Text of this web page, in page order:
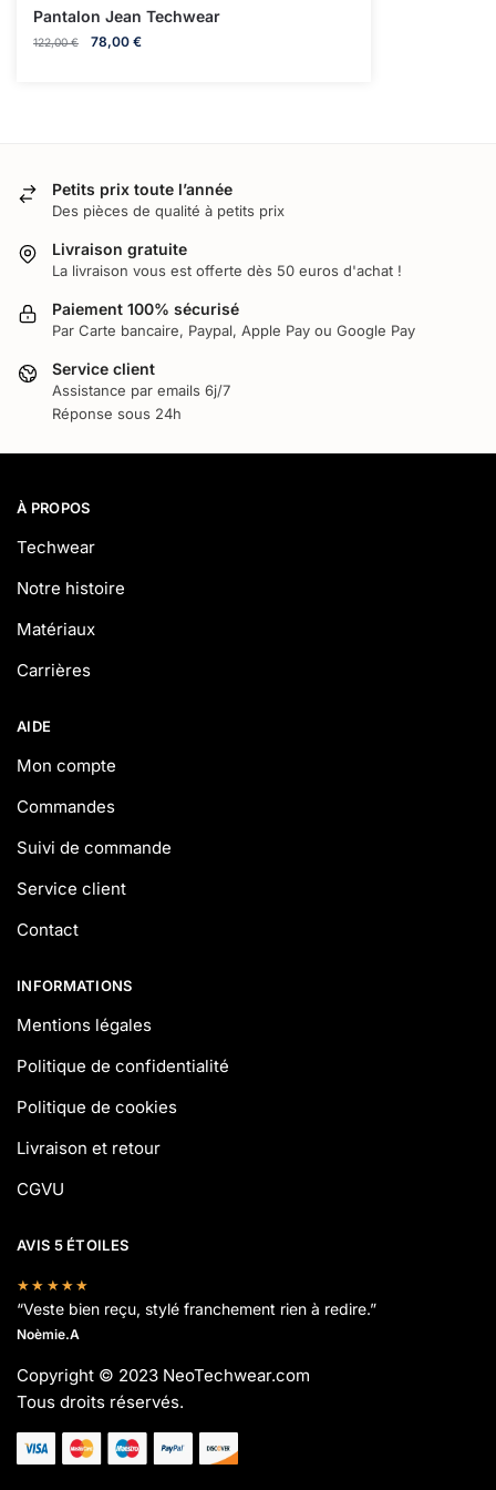
Pantalon Jean Techwear
122,00€ 78,00 €
Petits prix toute l’année
Des pièces de qualité à petits prix
Livraison gratuite
La livraison vous est offerte dès 50 euros d'achat !
Paiement 100% sécurisé
Par Carte bancaire, Paypal, Apple Pay ou Google Pay
Service client
Assistance par emails 6j/7
Réponse sous 24h
À PROPOS
Techwear
Notre histoire
Matériaux
Carrières
AIDE
Mon compte
Commandes
Suivi de commande
Service client
Contact
INFORMATIONS
Mentions légales
Politique de confidentialité
Politique de cookies
Livraison et retour
CGVU
AVIS 5 ÉTOILES
★★★★★
“Veste bien reçu, stylé franchement rien à redire.”
Noèmie.A
Copyright © 2023 NeoTechwear.com
Tous droits réservés.